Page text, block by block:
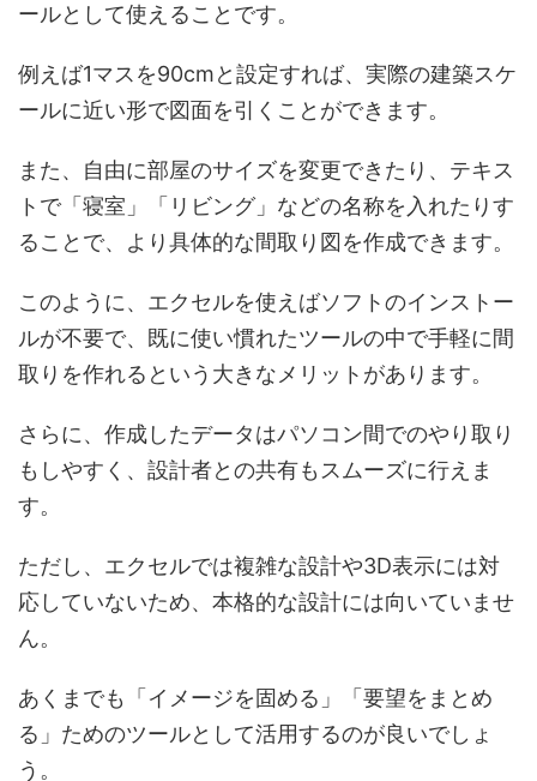
ールとして使えることです。
例えば1マスを90cmと設定すれば、実際の建築スケ
ールに近い形で図面を引くことができます。
また、自由に部屋のサイズを変更できたり、テキス
トで「寝室」「リビング」などの名称を入れたりす
ることで、より具体的な間取り図を作成できます。
このように、エクセルを使えばソフトのインストー
ルが不要で、既に使い慣れたツールの中で手軽に間
取りを作れるという大きなメリットがあります。
さらに、作成したデータはパソコン間でのやり取り
もしやすく、設計者との共有もスムーズに行えま
す。
ただし、エクセルでは複雑な設計や3D表示には対
応していないため、本格的な設計には向いていませ
ん。
あくまでも「イメージを固める」「要望をまとめ
る」ためのツールとして活用するのが良いでしょ
う。